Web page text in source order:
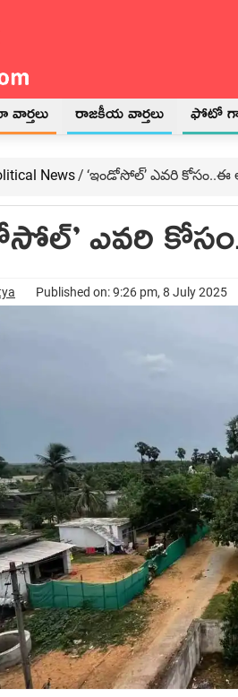
రాజకీయ వార్తలు ఫోటో
News/ ‘ఇండోసోల్’ ఎవ‌రి కోసం..ఈ
ఎవ‌రి
Published on: 9:26 pm, 8 July 2025